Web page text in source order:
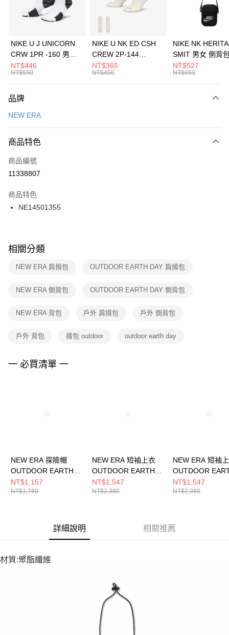
華南商業銀行
彰化商業銀行
上海商業儲蓄銀行
元大商業銀行
台灣樂天信用卡公司
Apple Pay
全盈+PAY
AFTEE先享後付
【關於「AFTEE先享後付」】
便利好安心！
３．安心：先確認商品／服務後，再付款。
【「AFTEE先享後付」結帳流程】
１．於結帳方式選擇「AFTEE先享後付」後，將跳轉至「AFTEE先享後付」
２．訂單成立數日內，您將收到繳費通知簡訊。
３．收到繳費通知簡訊後14天內，點擊此簡訊中的連結，可透過四大超商／
ATM／網路銀行／等多元方式進行付款，方視為交易完成。
※ 交易是否成功請以「AFTEE先享後付 」之結帳頁面顯示為準，若有關於
是否繳費成功／繳費後需取消欲退款等相關疑問，請聯繫「AFTEE先享後付
客戶支援中心」https://netprotections.freshdesk.com/support/home
１．透過由恩沛科技股份有限公司提供之「AFTEE先享後付」服務完成之交
權轉讓予恩沛科技股份有限公司。
３．未成年的使用者請事先徵得法定代理人或監護人之同意方可使用
４．使用「AFTEE先享後付」時，將依據個別帳號之用戶狀況，依本公司即
運送方式
每筆NT$100，滿NT$1,500(含以上)免運費
宅配
每筆NT$100，滿NT$1,500(含以上)免運費
付款後門市自取
每筆NT$100，滿NT$1,500(含以上)免運費
NIKE U J UNICORN
CRW 1PR -160 男女
中統襪 FZ3393100
NT$446
NT$550
NIKE U NK ED CSH
CREW 2P-144
EMBRDY 男女 短統襪
FZ3073133
NT$365
NT$450
NIKE NK
SMIT 男女 側背
BA5871010
NT$527
NT$650
品牌
NEW ERA
商品特色
商品編號
11338807
商品特色
NE14501355
相關分類
NEW ERA 肩揹包 OUTDOOR EARTH DAY 肩揹包
NEW ERA 側背包 OUTDOOR EARTH DAY 側背包
NEW ERA 背包 戶外 肩揹包 戶外 側背包
戶外 背包 揹包 outdoor outdoor earth day
一 必買清單 一
NEW ERA 探險帽
OUTDOOR EARTH
DAY NE 黑
NE14499876
NT$1,157
NT$1,780
NEW ERA 短袖上衣
OUTDOOR EARTH
DAY NE 黑
NE14500075
NT$1,547
NT$2,380
NEW ERA 短袖
OUTDOOR
DAY NE 黑
NE14500074
NT$1,547
NT$2,380
詳細說明 相關推薦
材質:聚酯纖維